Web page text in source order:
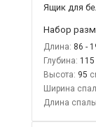
Ящик для
Набор
Длина: 86 -
Глубина: 115
Высота: 95
Ширина
Длина